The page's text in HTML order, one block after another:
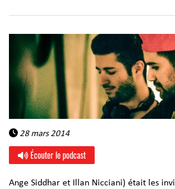
28 mars 2014
Écouter le podcast
Ange Siddhar et Illan Nicciani) était les